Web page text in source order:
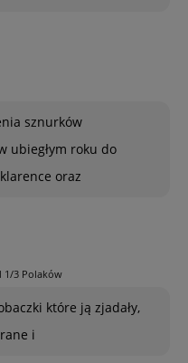
sznurków
ubiegłym roku do
oraz
1/3 Polaków
które ją zjadały,
i